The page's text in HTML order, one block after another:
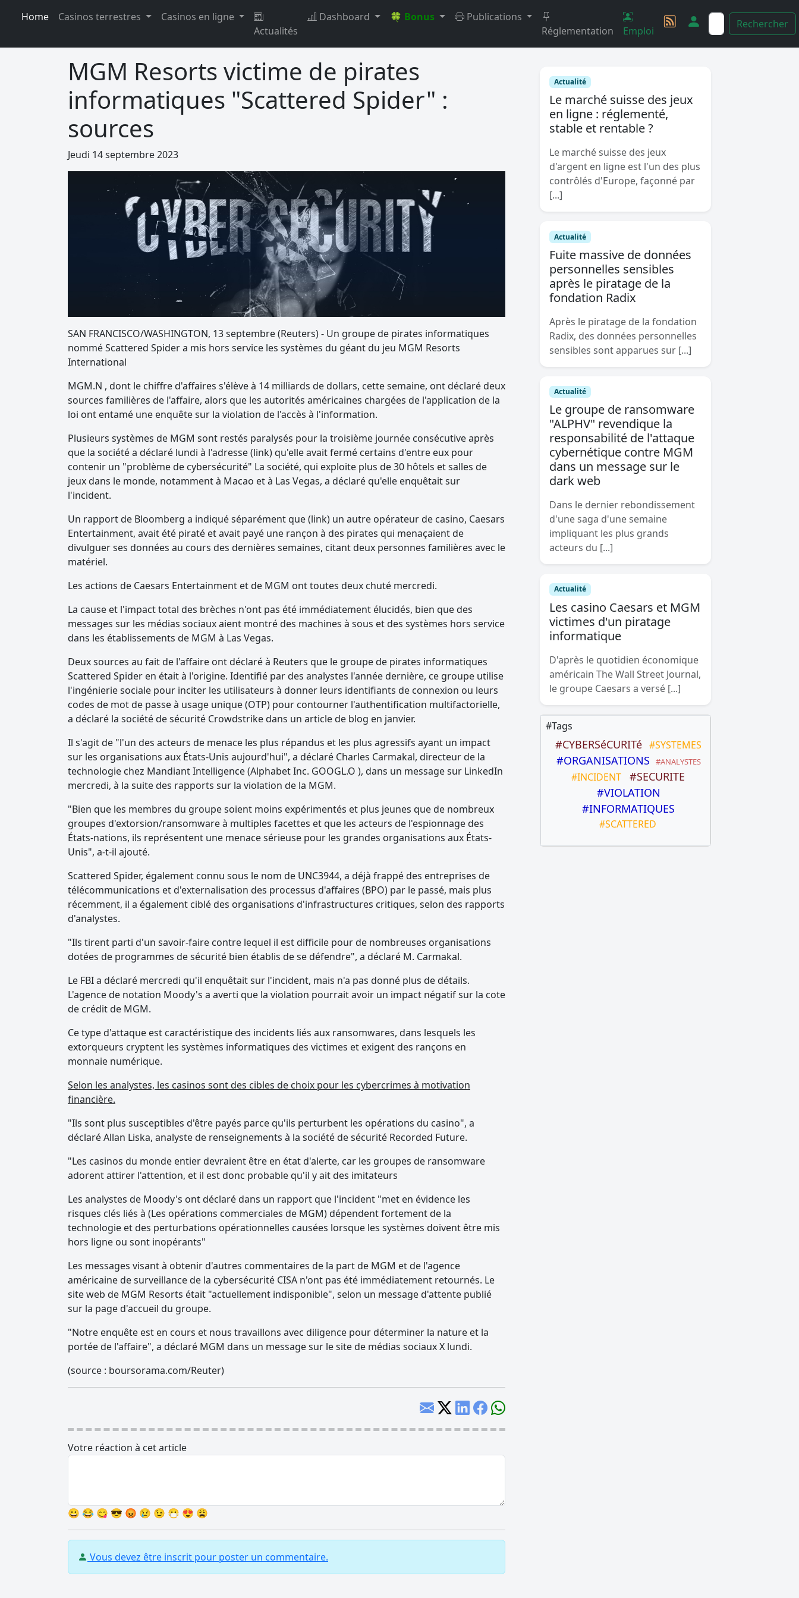
Home Casinos terrestres
Casinos en ligne
Actualités
Dashboard 🍀 Bonus
Publications
Réglementation
Emploi
Rechercher
MGM Resorts victime de pirates
informatiques "Scattered Spider" :
sources
Jeudi 14 septembre 2023
SAN FRANCISCO/WASHINGTON, 13 septembre (Reuters) - Un groupe de pirates informatiques
nommé Scattered Spider a mis hors service les systèmes du géant du jeu MGM Resorts
International
MGM.N , dont le chiffre d'affaires s'élève à 14 milliards de dollars, cette semaine, ont déclaré deux
sources familières de l'affaire, alors que les autorités américaines chargées de l'application de la
loi ont entamé une enquête sur la violation de l'accès à l'information.
Plusieurs systèmes de MGM sont restés paralysés pour la troisième journée consécutive après
que la société a déclaré lundi à l'adresse (link) qu'elle avait fermé certains d'entre eux pour
contenir un "problème de cybersécurité" La société, qui exploite plus de 30 hôtels et salles de
jeux dans le monde, notamment à Macao et à Las Vegas, a déclaré qu'elle enquêtait sur
l'incident.
Un rapport de Bloomberg a indiqué séparément que (link) un autre opérateur de casino, Caesars
Entertainment, avait été piraté et avait payé une rançon à des pirates qui menaçaient de
divulguer ses données au cours des dernières semaines, citant deux personnes familières avec le
matériel.
Les actions de Caesars Entertainment et de MGM ont toutes deux chuté mercredi.
La cause et l'impact total des brèches n'ont pas été immédiatement élucidés, bien que des
messages sur les médias sociaux aient montré des machines à sous et des systèmes hors service
dans les établissements de MGM à Las Vegas.
Deux sources au fait de l'affaire ont déclaré à Reuters que le groupe de pirates informatiques
Scattered Spider en était à l'origine. Identifié par des analystes l'année dernière, ce groupe utilise
l'ingénierie sociale pour inciter les utilisateurs à donner leurs identifiants de connexion ou leurs
codes de mot de passe à usage unique (OTP) pour contourner l'authentification multifactorielle,
a déclaré la société de sécurité Crowdstrike dans un article de blog en janvier.
Il s'agit de "l'un des acteurs de menace les plus répandus et les plus agressifs ayant un impact
sur les organisations aux États-Unis aujourd'hui", a déclaré Charles Carmakal, directeur de la
technologie chez Mandiant Intelligence (Alphabet Inc. GOOGL.O ), dans un message sur LinkedIn
mercredi, à la suite des rapports sur la violation de la MGM.
"Bien que les membres du groupe soient moins expérimentés et plus jeunes que de nombreux
groupes d'extorsion/ransomware à multiples facettes et que les acteurs de l'espionnage des
États-nations, ils représentent une menace sérieuse pour les grandes organisations aux États-
Unis", a-t-il ajouté.
Scattered Spider, également connu sous le nom de UNC3944, a déjà frappé des entreprises de
télécommunications et d'externalisation des processus d'affaires (BPO) par le passé, mais plus
récemment, il a également ciblé des organisations d'infrastructures critiques, selon des rapports
d'analystes.
"Ils tirent parti d'un savoir-faire contre lequel il est difficile pour de nombreuses organisations
dotées de programmes de sécurité bien établis de se défendre", a déclaré M. Carmakal.
Le FBI a déclaré mercredi qu'il enquêtait sur l'incident, mais n'a pas donné plus de détails.
L'agence de notation Moody's a averti que la violation pourrait avoir un impact négatif sur la cote
de crédit de MGM.
Ce type d'attaque est caractéristique des incidents liés aux ransomwares, dans lesquels les
extorqueurs cryptent les systèmes informatiques des victimes et exigent des rançons en
monnaie numérique.
Selon les analystes, les casinos sont des cibles de choix pour les cybercrimes à motivation
financière.
"Ils sont plus susceptibles d'être payés parce qu'ils perturbent les opérations du casino", a
déclaré Allan Liska, analyste de renseignements à la société de sécurité Recorded Future.
"Les casinos du monde entier devraient être en état d'alerte, car les groupes de ransomware
adorent attirer l'attention, et il est donc probable qu'il y ait des imitateurs
Les analystes de Moody's ont déclaré dans un rapport que l'incident "met en évidence les
risques clés liés à (Les opérations commerciales de MGM) dépendent fortement de la
technologie et des perturbations opérationnelles causées lorsque les systèmes doivent être mis
hors ligne ou sont inopérants"
Les messages visant à obtenir d'autres commentaires de la part de MGM et de l'agence
américaine de surveillance de la cybersécurité CISA n'ont pas été immédiatement retournés. Le
site web de MGM Resorts était "actuellement indisponible", selon un message d'attente publié
sur la page d'accueil du groupe.
"Notre enquête est en cours et nous travaillons avec diligence pour déterminer la nature et la
portée de l'affaire", a déclaré MGM dans un message sur le site de médias sociaux X lundi.
(source : boursorama.com/Reuter)
Votre réaction à cet article
😀 😂 😋 😎 😡 😢 😉 😷 😍 😩
Vous devez être inscrit pour poster un commentaire.
Actualité
Le marché suisse des jeux
en ligne : réglementé,
stable et rentable ?
Le marché suisse des jeux
d'argent en ligne est l'un des plus
contrôlés d'Europe, façonné par
[...]
Actualité
Fuite massive de données
personnelles sensibles
après le piratage de la
fondation Radix
Après le piratage de la fondation
Radix, des données personnelles
sensibles sont apparues sur [...]
Actualité
Le groupe de ransomware
"ALPHV" revendique la
responsabilité de l'attaque
cybernétique contre MGM
dans un message sur le
dark web
Dans le dernier rebondissement
d'une saga d'une semaine
impliquant les plus grands
acteurs du [...]
Actualité
Les casino Caesars et MGM
victimes d'un piratage
informatique
D'après le quotidien économique
américain The Wall Street Journal,
le groupe Caesars a versé [...]
#Tags
#CYBERSéCURITé #SYSTEMES
#ORGANISATIONS #ANALYSTES
#INCIDENT
#SECURITE
#VIOLATION
#INFORMATIQUES
#SCATTERED